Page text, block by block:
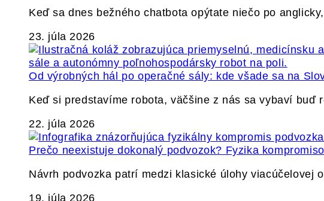
Keď sa dnes bežného chatbota opýtate niečo po
23. júla 2026
Od výrobných hál po operačné sály: kde všade sa na
Keď si predstavíme robota, väčšine z nás sa vybaví buď
22. júla 2026
Prečo neexistuje dokonalý podvozok? Fyzika
Návrh podvozka patrí medzi klasické úlohy viacúčelovej
19. júla 2026